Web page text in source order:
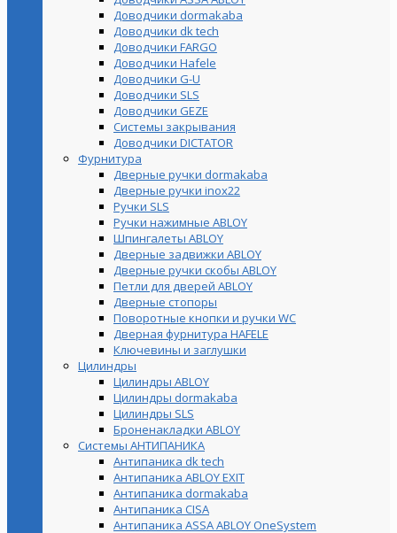
Доводчики dormakaba
Доводчики dk tech
Доводчики FARGO
Доводчики Hafele
Доводчики G-U
Доводчики SLS
Доводчики GEZE
Cистемы закрывания
Доводчики DICTATOR
Фурнитура
Дверные ручки dormakaba
Дверные ручки inox22
Ручки SLS
Ручки нажимные ABLOY
Шпингалеты ABLOY
Дверные задвижки ABLOY
Дверные ручки скобы ABLOY
Петли для дверей ABLOY
Дверные стопоры
Поворотные кнопки и ручки WC
Дверная фурнитура HAFELE
Ключевины и заглушки
Цилиндры
Цилиндры ABLOY
Цилиндры dormakaba
Цилиндры SLS
Броненакладки ABLOY
Системы АНТИПАНИКА
Антипаника dk tech
Антипаника ABLOY EXIT
Антипаника dormakaba
Антипаника СISA
Антипаника ASSA ABLOY OneSystem